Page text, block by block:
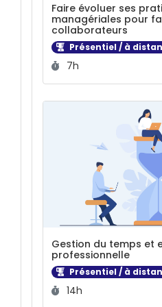
Faire évoluer ses
managériales pour
collaborateurs
Présentiel / à
Durée :
7h
Gestion du temps et
professionnelle
Présentiel / à
Durée :
14h